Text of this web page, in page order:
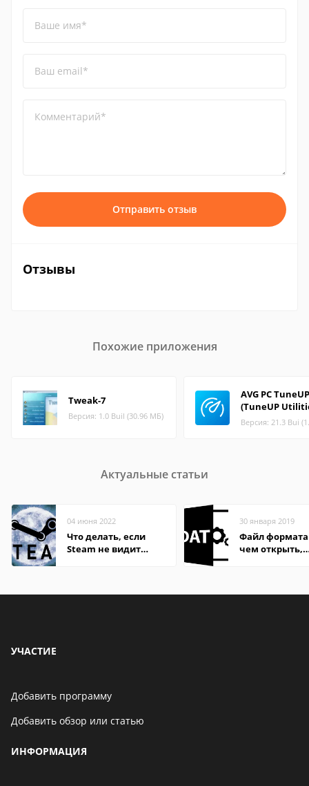
Ваше имя*
Ваш email*
Комментарий*
Отправить отзыв
Отзывы
Похожие приложения
Tweak-7
Версия: 1.0 Buil (30.96 МБ)
AVG PC TuneUP
(TuneUP
Версия: 21.3 Bui
Актуальные статьи
04 июня 2022
Что делать, если
Steam не видит
30 января 2019
Файл формата
чем открыть,
УЧАСТИЕ
Добавить программу
Добавить обзор или статью
ИНФОРМАЦИЯ